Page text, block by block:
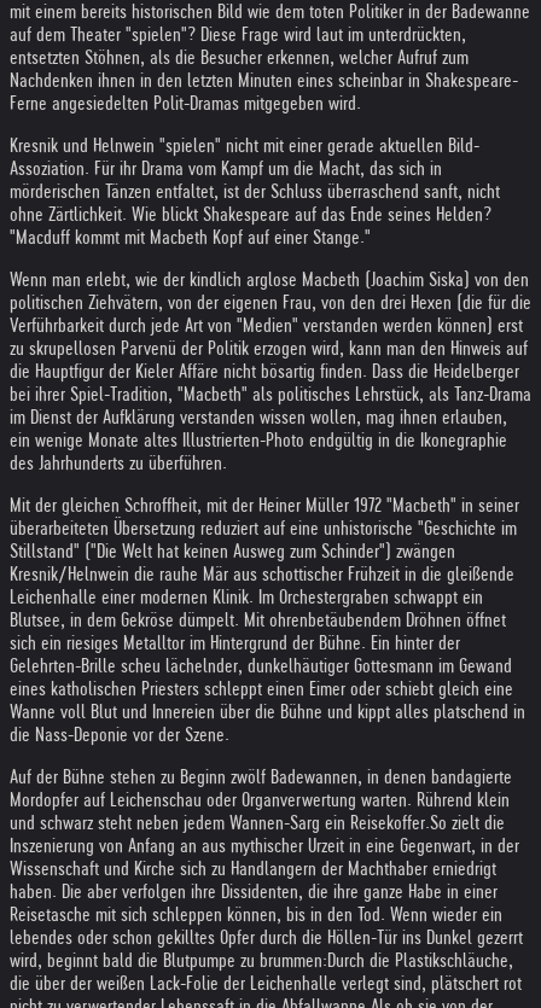
mit einem bereits historischen Bild wie dem toten Politiker in der Badewanne
auf dem Theater "spielen"? Diese Frage wird laut im unterdrückten,
entsetzten Stöhnen, als die Besucher erkennen, welcher Aufruf zum
Nachdenken ihnen in den letzten Minuten eines scheinbar in Shakespeare-
Ferne angesiedelten Polit-Dramas mitgegeben wird.
Kresnik und Helnwein "spielen" nicht mit einer gerade aktuellen Bild-
Assoziation. Für ihr Drama vom Kampf um die Macht, das sich in
mörderischen Tänzen entfaltet, ist der Schluss überraschend sanft, nicht
ohne Zärtlichkeit. Wie blickt Shakespeare auf das Ende seines Helden?
"Macduff kommt mit Macbeth Kopf auf einer Stange."
Wenn man erlebt, wie der kindlich arglose Macbeth (Joachim Siska) von den
politischen Ziehvätern, von der eigenen Frau, von den drei Hexen (die für die
Verführbarkeit durch jede Art von "Medien" verstanden werden können) erst
zu skrupellosen Parvenü der Politik erzogen wird, kann man den Hinweis auf
die Hauptfigur der Kieler Affäre nicht bösartig finden. Dass die Heidelberger
bei ihrer Spiel-Tradition, "Macbeth" als politisches Lehrstück, als Tanz-Drama
im Dienst der Aufklärung verstanden wissen wollen, mag ihnen erlauben,
ein wenige Monate altes Illustrierten-Photo endgültig in die Ikonegraphie
des Jahrhunderts zu überführen.
Mit der gleichen Schroffheit, mit der Heiner Müller 1972 "Macbeth" in seiner
überarbeiteten Übersetzung reduziert auf eine unhistorische "Geschichte im
Stillstand" ("Die Welt hat keinen Ausweg zum Schinder") zwängen
Kresnik/Helnwein die rauhe Mär aus schottischer Frühzeit in die gleißende
Leichenhalle einer modernen Klinik. Im Orchestergraben schwappt ein
Blutsee, in dem Gekröse dümpelt. Mit ohrenbetäubendem Dröhnen öffnet
sich ein riesiges Metalltor im Hintergrund der Bühne. Ein hinter der
Gelehrten-Brille scheu lächelnder, dunkelhäutiger Gottesmann im Gewand
eines katholischen Priesters schleppt einen Eimer oder schiebt gleich eine
Wanne voll Blut und Innereien über die Bühne und kippt alles platschend in
die Nass-Deponie vor der Szene.
Auf der Bühne stehen zu Beginn zwölf Badewannen, in denen bandagierte
Mordopfer auf Leichenschau oder Organverwertung warten. Rührend klein
und schwarz steht neben jedem Wannen-Sarg ein Reisekoffer.So zielt die
Inszenierung von Anfang an aus mythischer Urzeit in eine Gegenwart, in der
Wissenschaft und Kirche sich zu Handlangern der Machthaber erniedrigt
haben. Die aber verfolgen ihre Dissidenten, die ihre ganze Habe in einer
Reisetasche mit sich schleppen können, bis in den Tod. Wenn wieder ein
lebendes oder schon gekilltes Opfer durch die Höllen-Tür ins Dunkel gezerrt
wird, beginnt bald die Blutpumpe zu brummen: Durch die Plastikschläuche,
die über der weißen Lack-Folie der Leichenhalle verlegt sind, plätschert rot